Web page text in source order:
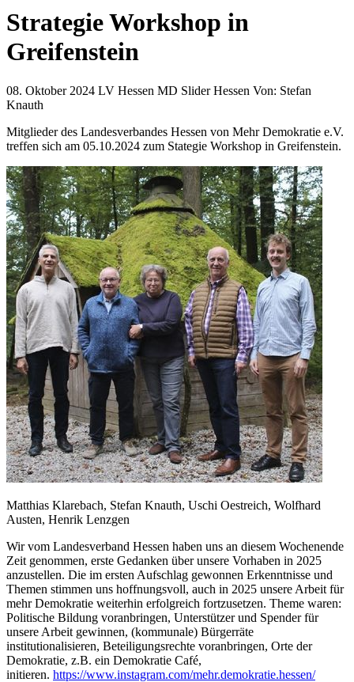
Strategie Workshop in
Greifenstein
08. Oktober 2024 LV Hessen MD Slider Hessen Von: Stefan
Knauth
Mitglieder des Landesverbandes Hessen von Mehr Demokratie e.V.
treffen sich am 05.10.2024 zum Stategie Workshop in Greifenstein.
Matthias Klarebach, Stefan Knauth, Uschi Oestreich, Wolfhard
Austen, Henrik Lenzgen
Wir vom Landesverband Hessen haben uns an diesem Wochenende
Zeit genommen, erste Gedanken über unsere Vorhaben in 2025
anzustellen. Die im ersten Aufschlag gewonnen Erkenntnisse und
Themen stimmen uns hoffnungsvoll, auch in 2025 unsere Arbeit für
mehr Demokratie weiterhin erfolgreich fortzusetzen. Theme waren:
Politische Bildung voranbringen, Unterstützer und Spender für
unsere Arbeit gewinnen, (kommunale) Bürgerräte
institutionalisieren, Beteiligungsrechte voranbringen, Orte der
Demokratie, z.B. ein Demokratie Café,
initieren. https://www.instagram.com/mehr.demokratie.hessen/